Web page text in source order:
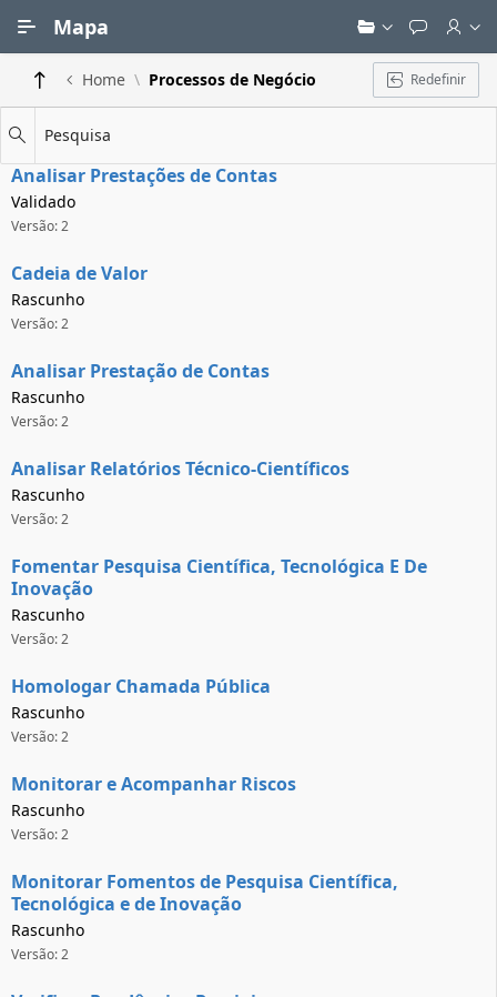
Mapa
Home Processos de Negócio Redefinir
Pesquisa
Analisar Prestações de Contas
Validado
Versão: 2
Cadeia de Valor
Rascunho
Versão: 2
Analisar Prestação de Contas
Rascunho
Versão: 2
Analisar Relatórios Técnico-Científicos
Rascunho
Versão: 2
Fomentar Pesquisa Científica, Tecnológica E De
Inovação
Rascunho
Versão: 2
Homologar Chamada Pública
Rascunho
Versão: 2
Monitorar e Acompanhar Riscos
Rascunho
Versão: 2
Monitorar Fomentos de Pesquisa Científica,
Tecnológica e de Inovação
Rascunho
Versão: 2